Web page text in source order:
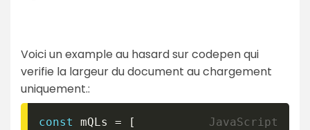
Voici un example au hasard sur codepen qui
verifie la largeur du document au chargement
uniquement.:
const mQLs =
[